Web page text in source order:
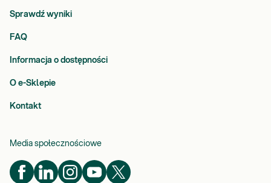
Sprawdź wyniki
FAQ
Informacja o dostępności
O e-Sklepie
Kontakt
Media społecznościowe